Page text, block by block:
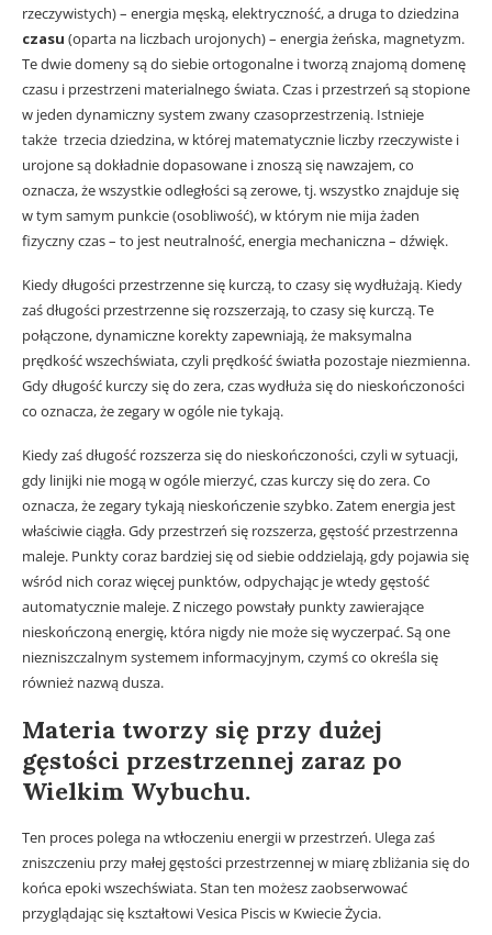
rzeczywistych) – energia męską, elektryczność, a druga to dziedzina
czasu (oparta na liczbach urojonych) – energia żeńska, magnetyzm.
Te dwie domeny są do siebie ortogonalne i tworzą znajomą domenę
czasu i przestrzeni materialnego świata. Czas i przestrzeń są stopione
w jeden dynamiczny system zwany czasoprzestrzenią. Istnieje
także trzecia dziedzina, w której matematycznie liczby rzeczywiste i
urojone są dokładnie dopasowane i znoszą się nawzajem, co
oznacza, że ​​wszystkie odległości są zerowe, tj. wszystko znajduje się
w tym samym punkcie (osobliwość), w którym nie mija żaden
fizyczny czas – to jest neutralność, energia mechaniczna – dźwięk.
Kiedy długości przestrzenne się kurczą, to czasy się wydłużają. Kiedy
zaś długości przestrzenne się rozszerzają, to czasy się kurczą. Te
połączone, dynamiczne korekty zapewniają, że maksymalna
prędkość wszechświata, czyli prędkość światła pozostaje niezmienna.
Gdy długość kurczy się do zera, czas wydłuża się do nieskończoności
co oznacza, że zegary w ogóle nie tykają.
Kiedy zaś długość rozszerza się do nieskończoności, czyli w sytuacji,
gdy linijki nie mogą w ogóle mierzyć, czas kurczy się do zera. Co
oznacza, że zegary tykają nieskończenie szybko. Zatem energia jest
właściwie ciągła. Gdy przestrzeń się rozszerza, gęstość przestrzenna
maleje. Punkty coraz bardziej się od siebie oddzielają, gdy pojawia się
wśród nich coraz więcej punktów, odpychając je wtedy gęstość
automatycznie maleje. Z niczego powstały punkty zawierające
nieskończoną energię, która nigdy nie może się wyczerpać. Są one
niezniszczalnym systemem informacyjnym, czymś co określa się
również nazwą dusza.
Materia tworzy się przy dużej
gęstości przestrzennej zaraz po
Wielkim Wybuchu.
Ten proces polega na wtłoczeniu energii w przestrzeń. Ulega zaś
zniszczeniu przy małej gęstości przestrzennej w miarę zbliżania się do
końca epoki wszechświata. Stan ten możesz zaobserwować
przyglądając się kształtowi Vesica Piscis w Kwiecie Życia.